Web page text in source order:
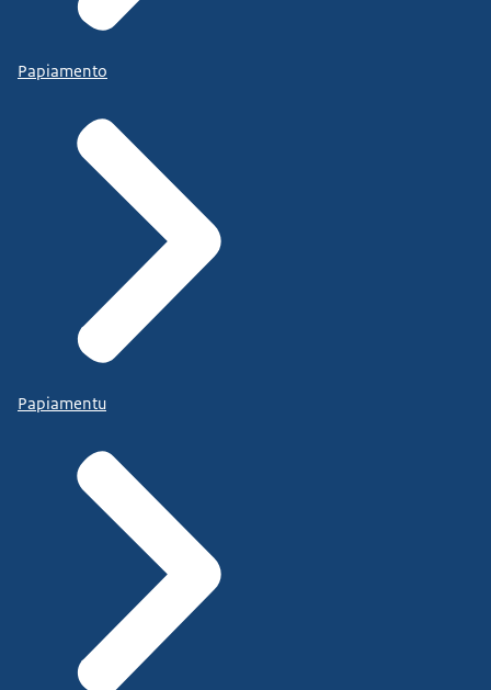
Papiamento
Papiamentu